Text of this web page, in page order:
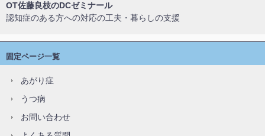
OT佐藤良枝のDCゼミナール
認知症のある方への対応の工夫・暮らしの支援
固定ページ一覧
あがり症
うつ病
お問い合わせ